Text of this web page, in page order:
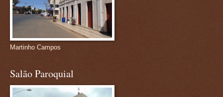
Martinho Campos
Salão Paroquial